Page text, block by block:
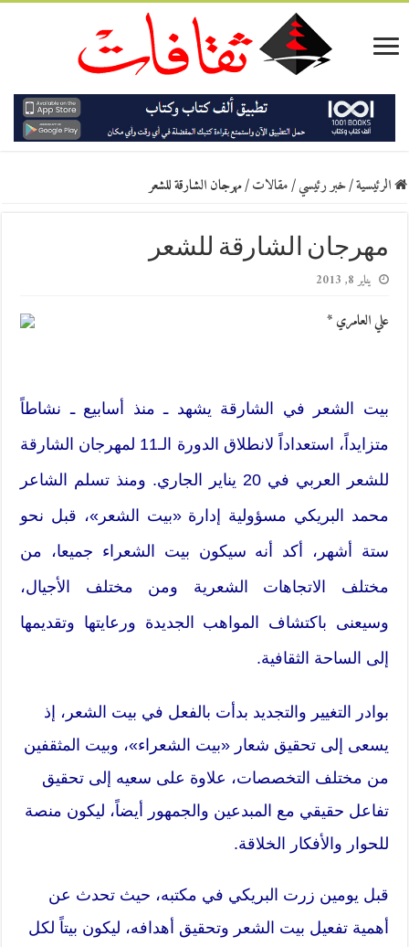
الرئيسية/خبر رئيسي/مقالات/مهرجان الشارقة للشعر
مهرجان الشارقة للشعر
يناير 8, 2013
علي العامري *
بيت الشعر في الشارقة يشهد ـ منذ أسابيع ـ نشاطاً
متزايداً، استعداداً لانطلاق الدورة الـ‬11 لمهرجان الشارقة
للشعر العربي في ‬20 يناير الجاري. ومنذ تسلم الشاعر
محمد البريكي مسؤولية إدارة «بيت الشعر»، قبل نحو
ستة أشهر، أكد أنه سيكون بيت الشعراء جميعا، من
مختلف الاتجاهات الشعرية ومن مختلف الأجيال،
وسيعنى باكتشاف المواهب الجديدة ورعايتها وتقديمها
إلى الساحة الثقافية.
بوادر التغيير والتجديد بدأت بالفعل في بيت الشعر، إذ
يسعى إلى تحقيق شعار «بيت الشعراء»، وبيت المثقفين
من مختلف التخصصات، علاوة على سعيه إلى تحقيق
تفاعل حقيقي مع المبدعين والجمهور أيضاً، ليكون منصة
للحوار والأفكار الخلاقة.
قبل يومين زرت البريكي في مكتبه، حيث تحدث عن
أهمية تفعيل بيت الشعر وتحقيق أهدافه، ليكون بيتاً لكل